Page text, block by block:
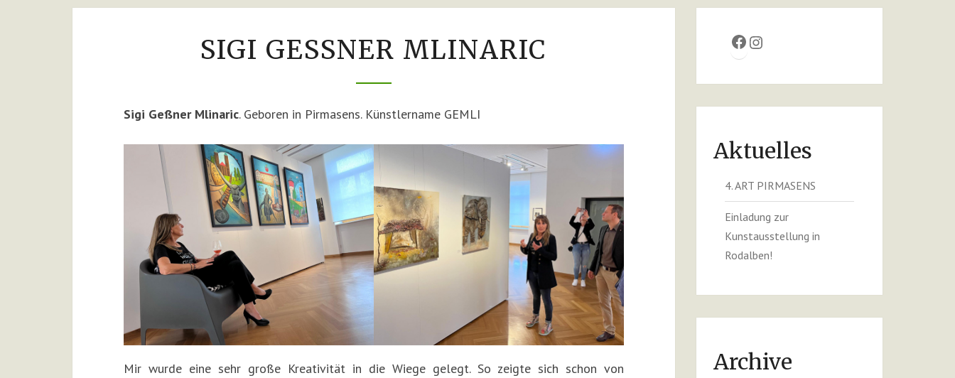
GESSNER M
SIGI GESSNER MLINARIC
Sigi Geßner Mlinaric. Geboren in Pirmasens. Künstlername GEMLI
Mir wurde eine sehr große Kreativität in die Wiege gelegt. So zeigte sich schon von
Facebook
Instagram
Aktuelles
4. ART PIRMASENS
Einladung zur
Kunstausstellung in
Rodalben!
Archive